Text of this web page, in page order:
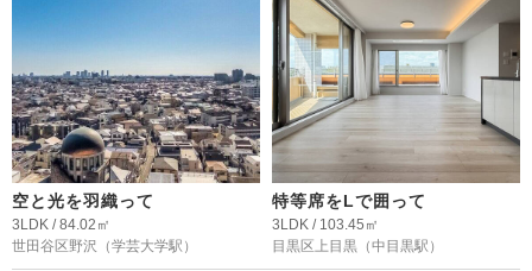
空と光を羽織って
3LDK / 84.02㎡
世田谷区野沢 （学芸大学駅）
特等席をLで囲って
3LDK / 103.45㎡
目黒区上目黒 （中目黒駅）